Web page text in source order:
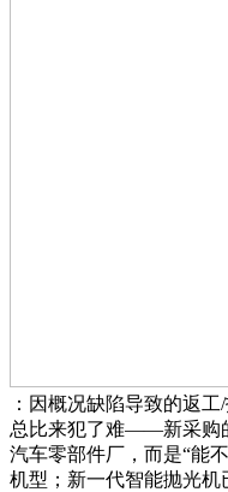
：因概况缺陷导致的返
总比来犯了难——新采购
汽车零部件厂，而是“能
机型；新一代智能抛光